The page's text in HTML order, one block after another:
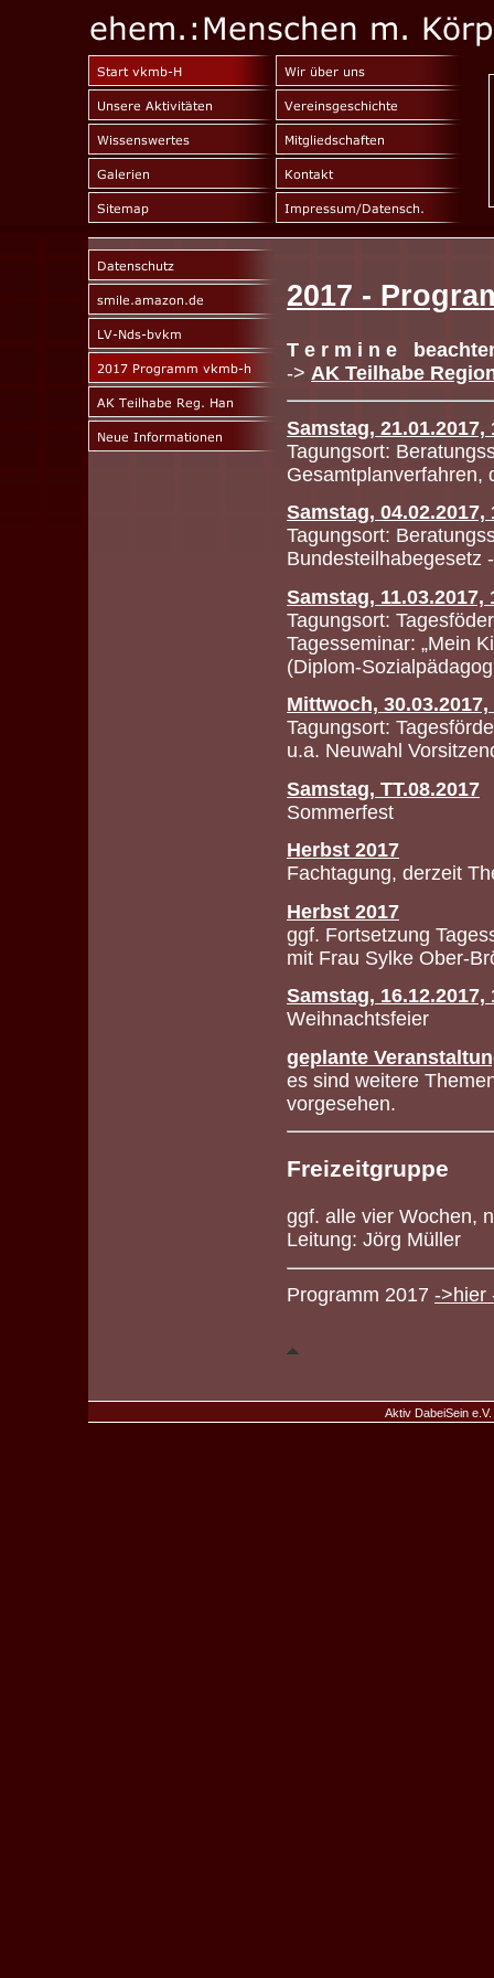
2017 -
T e r m i n e
-> AK Teilhabe
Samstag, 21.01.2017,
Tagungsort:
Gesamtplanverfahren,
Samstag, 04.02.2017,
Tagungsort:
Bundesteilhabegesetz
Samstag, 11.03.2017,
Tagungsort:
Tagesseminar: „Mein
(Diplom-
Mittwoch,
Tagungsort:
u.a. Neuwahl
Samstag, TT.08.2017
Sommerfest
Herbst 2017
Fachtagung, derzeit
Herbst 2017
ggf. Fortsetzung
mit Frau Sylke Ober-
Samstag, 16.12.2017,
Weihnachtsfeier
geplante
es sind weitere
vorgesehen.
Freizeitgruppe
ggf. alle vier Wochen,
Leitung: Jörg Müller
Programm 2017 ->hier
Aktiv DabeiSein